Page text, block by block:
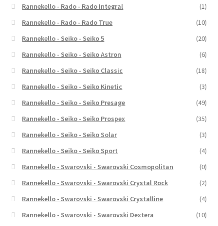
Rannekello - Rado - Rado Integral
(1)
Rannekello - Rado - Rado True
(10)
Rannekello - Seiko - Seiko 5
(20)
Rannekello - Seiko - Seiko Astron
(6)
Rannekello - Seiko - Seiko Classic
(18)
Rannekello - Seiko - Seiko Kinetic
(3)
Rannekello - Seiko - Seiko Presage
(49)
Rannekello - Seiko - Seiko Prospex
(35)
Rannekello - Seiko - Seiko Solar
(3)
Rannekello - Seiko - Seiko Sport
(4)
Rannekello - Swarovski - Swarovski Cosmopolitan
(0)
Rannekello - Swarovski - Swarovski Crystal Rock
(2)
Rannekello - Swarovski - Swarovski Crystalline
(4)
Rannekello - Swarovski - Swarovski Dextera
(10)